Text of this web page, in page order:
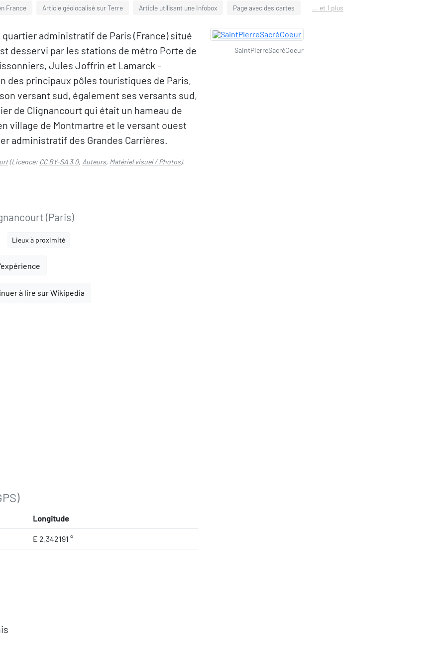
France Article géolocalisé sur Terre Article utilisant une Infobox Page avec des cartes ... et 1 plus
administratif de Paris (France) situé
desservi par les stations de métro Porte de
Jules Joffrin et Lamarck -
des principaux pôles touristiques de Paris,
versant sud, également ses versants sud,
de Clignancourt qui était un hameau de
village de Montmartre et le versant ouest
administratif des Grandes Carrières.
(Licence: CC BY-SA 3.0, Auteurs, Matériel visuel / Photos).
(Paris)
Lieux à proximité
à lire sur Wikipedia
Longitude
E 2.342191 °
SaintPierreSacréCoeur